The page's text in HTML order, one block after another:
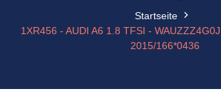
Startseite
1XR456 - AUDI A6 1.8 TFSI -
2015/166*0436